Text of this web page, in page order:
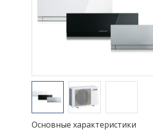
Основные характеристики